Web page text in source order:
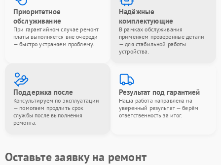
Приоритетное
обслуживание
При гарантийном случае ремонт
платы выполняется вне очереди
— быстро устраняем проблему.
Надёжные
комплектующие
В рамках обслуживания
применяем проверенные детали
— для стабильной работы
устройства.
Поддержка после
Консультируем по эксплуатации
— помогаем продлить срок
службы после выполнения
ремонта.
Результат под гарантией
Наша работа направлена на
уверенный результат — берём
ответственность за итог.
Оставьте заявку на ремонт